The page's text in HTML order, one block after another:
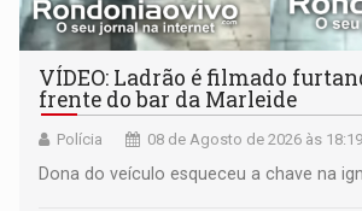
VÍDEO: Ladrão é filmado
frente do bar da Marleide
Polícia 08 de Agosto de 2026 às 18:19
Dona do veículo esqueceu a chave na